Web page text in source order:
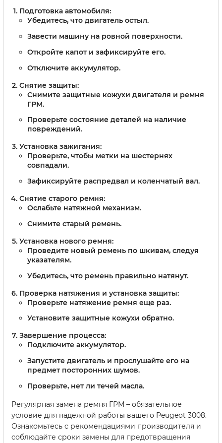
Подготовка автомобиля:
Убедитесь, что двигатель остыл.
Завести машину на ровной поверхности.
Откройте капот и зафиксируйте его.
Отключите аккумулятор.
Снятие защиты:
Снимите защитные кожухи двигателя и ремня
ГРМ.
Проверьте состояние деталей на наличие
повреждений.
Установка зажигания:
Проверьте, чтобы метки на шестернях
совпадали.
Зафиксируйте распредвал и коленчатый вал.
Снятие старого ремня:
Ослабьте натяжной механизм.
Снимите старый ремень.
Установка нового ремня:
Проведите новый ремень по шкивам, следуя
указателям.
Убедитесь, что ремень правильно натянут.
Проверка натяжения и установка защиты:
Проверьте натяжение ремня еще раз.
Установите защитные кожухи обратно.
Завершение процесса:
Подключите аккумулятор.
Запустите двигатель и прослушайте его на
предмет посторонних шумов.
Проверьте, нет ли течей масла.
Регулярная замена ремня ГРМ – обязательное
условие для надежной работы вашего Peugeot 3008.
Ознакомьтесь с рекомендациями производителя и
соблюдайте сроки замены для предотвращения